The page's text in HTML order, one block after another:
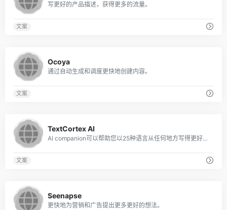
写更好的产品描述，获得更多的流量。
文案
Ocoya
通过自动生成和调度更快地创建内容。
文案
TextCortex AI
AI companion可以帮助您以25种语言从任何地方写得更好，更快。
文案
Seenapse
更快地为营销和广告提出更多更好的想法。